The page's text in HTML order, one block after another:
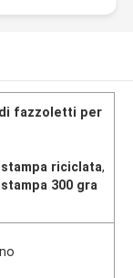
fazzoletti per
riciclata,
300 gra